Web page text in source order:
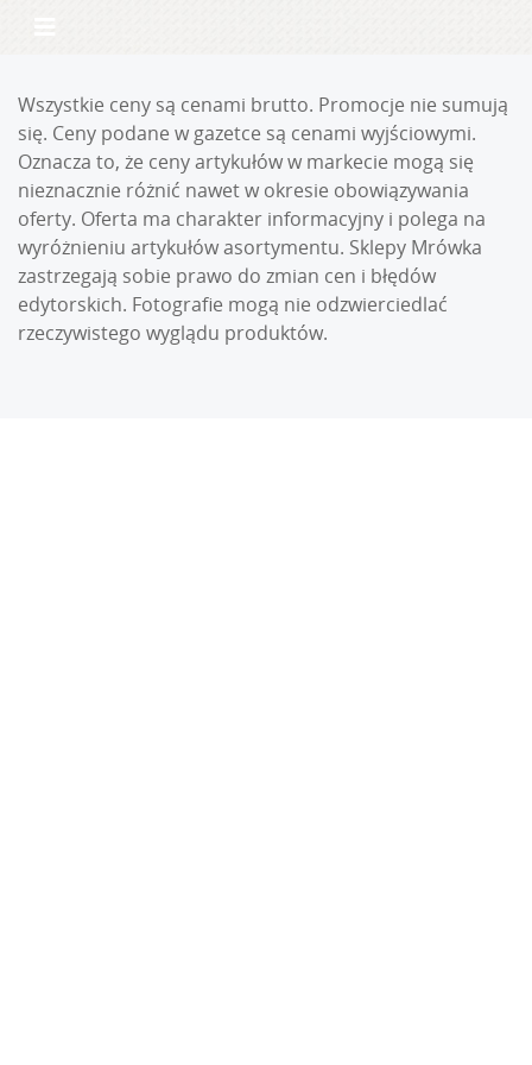
Wszystkie ceny są cenami brutto. Promocje nie sumują
się. Ceny podane w gazetce są cenami wyjściowymi.
Oznacza to, że ceny artykułów w markecie mogą się
nieznacznie różnić nawet w okresie obowiązywania
oferty. Oferta ma charakter informacyjny i polega na
wyróżnieniu artykułów asortymentu. Sklepy Mrówka
zastrzegają sobie prawo do zmian cen i błędów
edytorskich. Fotografie mogą nie odzwierciedlać
rzeczywistego wyglądu produktów.